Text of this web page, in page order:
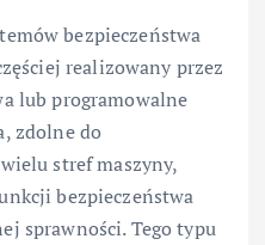
bezpieczeństwa
realizowany przez
lub programowalne
zdolne do
stref maszyny,
bezpieczeństwa
sprawności. Tego typu